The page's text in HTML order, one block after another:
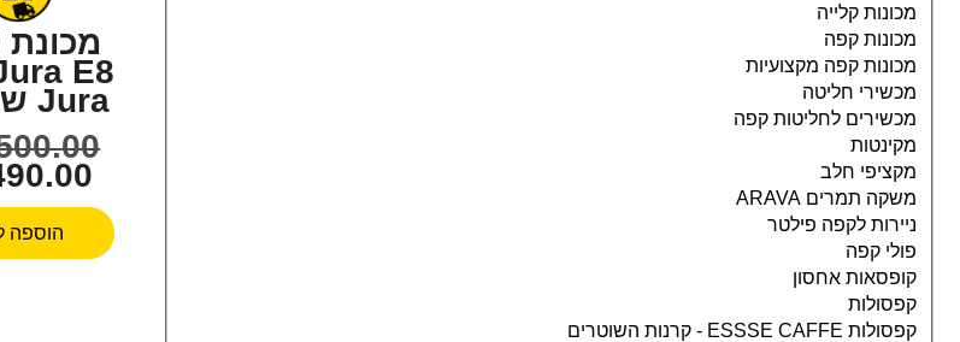
מכונות קלייה
מכונות קפה
מכונות קפה מקצועיות
מכשירי חליטה
מכשירים לחליטות קפה
מקינטות
מקציפי חלב
משקה תמרים ARAVA
ניירות לקפה פילטר
פולי קפה
קופסאות אחסון
קפסולות
קפסולות ESSSE CAFFE - קרנות השוטרים
Jura שחורה
הוספה